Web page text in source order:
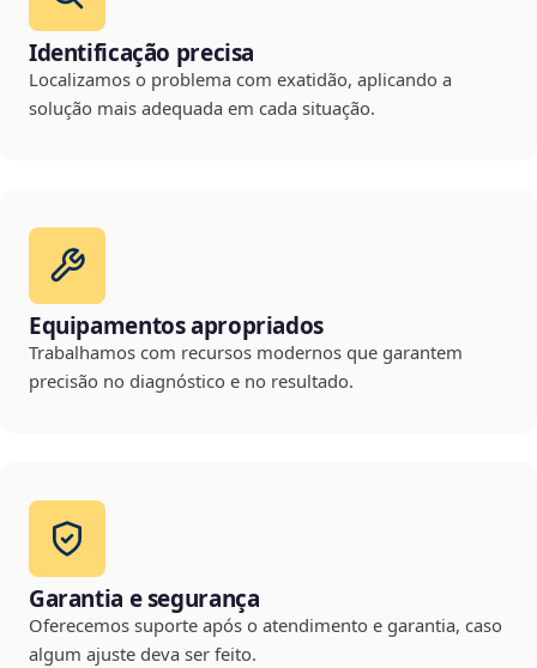
Identificação precisa
Localizamos o problema com exatidão, aplicando a
solução mais adequada em cada situação.
Equipamentos apropriados
Trabalhamos com recursos modernos que garantem
precisão no diagnóstico e no resultado.
Garantia e segurança
Oferecemos suporte após o atendimento e garantia, caso
algum ajuste deva ser feito.